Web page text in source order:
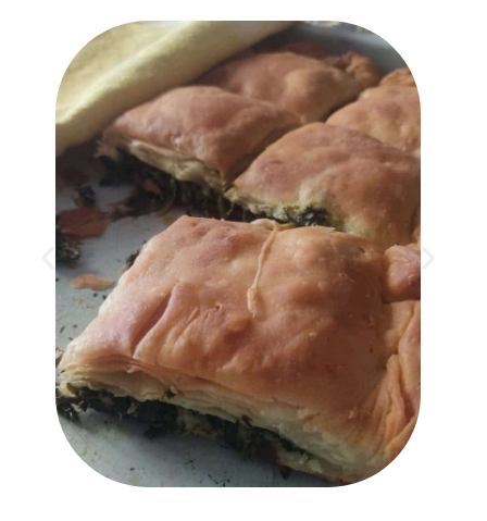
טרק האולימפוס
–עם קבוצה
טרק האולימפוס הינו מאתגר וכדאי
לעשותו בזוגות או בקבוצה. גובהו 2917
מטר ועל פי המיתולוגיה היוונית הוא היה
מקום משכנם של האלים. תחילתו בכפר
ליטוחורו הנעים שניתן למצוא בו טברנות,
מסעדות, צימרים ומקומות לינה וכל מה
שדרוש להצטיידות לקראת הטיפוס.
בהמשך נעשות הדרכים לצרות ואין
מעבר לכלי רכב. השביל המוביל לפסגה
מסומן והוא עובר בין יערות. כאשר הם
מדלדלים נחשפים לנוף חשוף. הפסגה
הינה הר מיתיקאס שהינו גוש סלע גדול.
כדי להגיע לחלקו העליון יש לטפס
בשבילים מיוחדים ועל בולדרים וכדאי
מאוד לעשות זאת עם מדריכים מקומיים
או אחרים מנוסים. לאורך כל הדרך
קיימות בקתות אבל בגלל העומס הקיים
יש להירשם אליהן מראש. יש צורך לקחת
את כל מה שנדרש בתרמיל היכול להכיל
את כמות רבה של פריטים וחפצים.